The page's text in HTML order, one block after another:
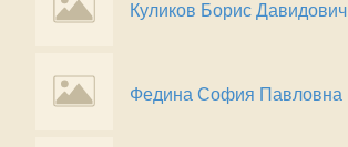
Куликов Борис Давидович
Федина София Павловна